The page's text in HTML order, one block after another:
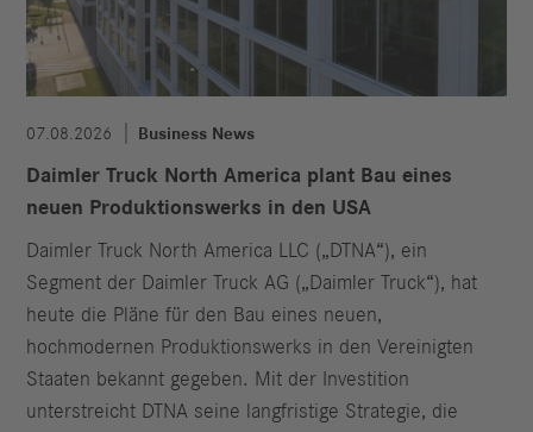
07.08.2026 Business News
Daimler Truck North America plant Bau eines
neuen Produktionswerks in den USA
Daimler Truck North America LLC („DTNA“), ein
Segment der Daimler Truck AG („Daimler Truck“), hat
heute die Pläne für den Bau eines neuen,
hochmodernen Produktionswerks in den Vereinigten
Staaten bekannt gegeben. Mit der Investition
unterstreicht DTNA seine langfristige Strategie, die